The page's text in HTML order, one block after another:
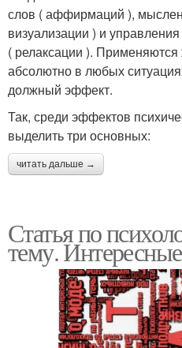
слов ( аффирмаций ),
визуализации ) и
( релаксации ).
абсолютно в любых
должный эффект.
Так, среди эффектов
выделить три основных:
читать дальше →
Статья по
тему.